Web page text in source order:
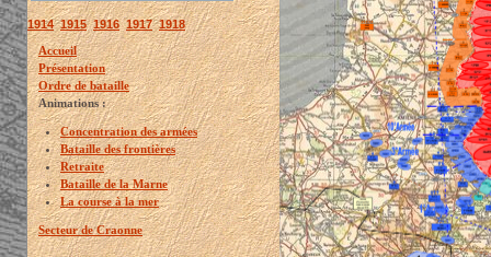
1914 1915 1916 1917 1918
Accueil
Présentation
Ordre de bataille
Animations :
Concentration des armées
Bataille des frontières
Retraite
Bataille de la Marne
La course à la mer
Secteur de Craonne